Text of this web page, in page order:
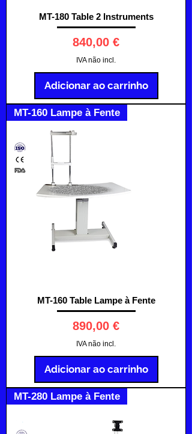
MT-180 Table 2 Instruments
Preço
840,00 €
IVA não incl.
Adicionar ao carrinho
MT-160 Lampe à Fente
MT-160 Table Lampe à Fente
Preço
890,00 €
IVA não incl.
Adicionar ao carrinho
MT-280 Lampe à Fente